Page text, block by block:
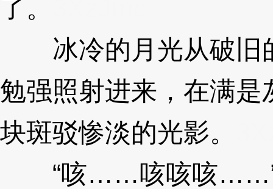
了。
冰冷的月光从破旧
勉强照射进来，在满
块斑驳惨淡的光影。
“咳……咳咳咳